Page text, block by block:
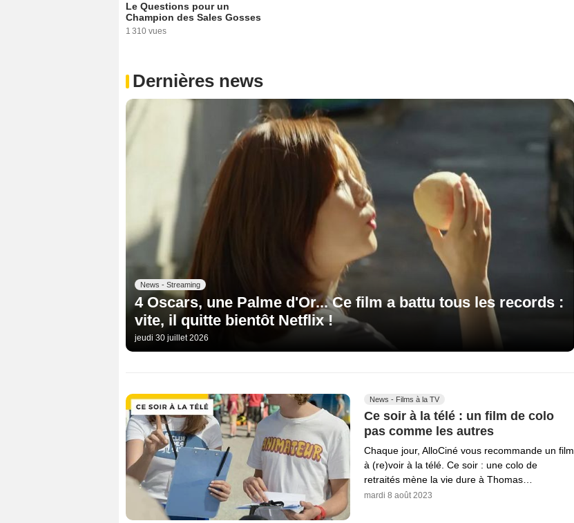
Le Questions pour un
Champion des Sales Gosses
1 310 vues
Dernières news
News - Streaming
4 Oscars, une Palme d'Or... Ce film a battu tous les records :
vite, il quitte bientôt Netflix !
jeudi 30 juillet 2026
News - Films à la TV
Ce soir à la télé : un film de colo
pas comme les autres
Chaque jour, AlloCiné vous recommande un film
à (re)voir à la télé. Ce soir : une colo de
retraités mène la vie dure à Thomas…
mardi 8 août 2023